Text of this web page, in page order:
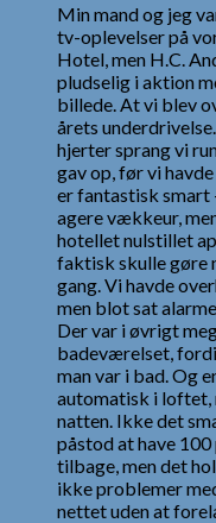
Min mand og jeg
tv-oplevelser på
Hotel, men H.C.
pludselig i aktion
billede. At vi blev
årets
hjerter sprang vi
gav op, før vi
er fantastisk smart
agere vækkeur,
hotellet nulstillet
faktisk skulle gøre
gang. Vi havde
men blot sat
Der var i øvrigt
badeværelset,
man var i bad. Og
automatisk i loftet,
natten. Ikke det
påstod at have
tilbage, men det
ikke problemer
nettet uden at